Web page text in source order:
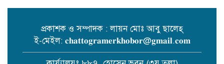
বোয়ালখালীতে পুকুরে মিলল বৃদ্ধের
প্রকাশক ও সম্পাদক : লায়ন মোঃ আবু ছালেহ্
ই-মেইল: 𝐜𝐡𝐚𝐭𝐭𝐨𝐠𝐫𝐚𝐦𝐞𝐫𝐤𝐡𝐨𝐛𝐨𝐫@𝐠𝐦𝐚𝐢𝐥.𝐜𝐨𝐦